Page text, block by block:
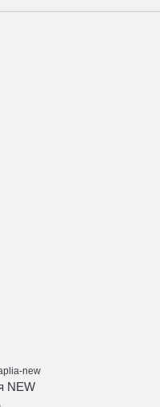
new
NEW